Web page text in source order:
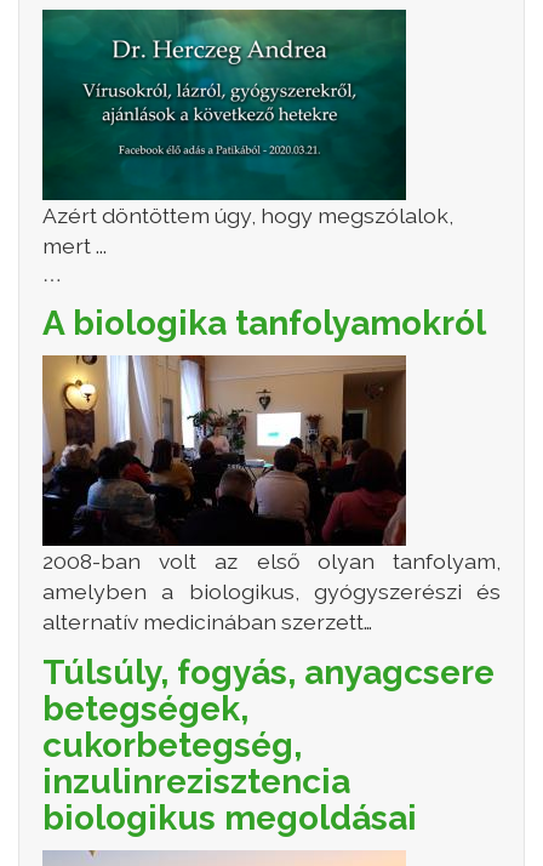
Azért döntöttem úgy, hogy megszólalok,
mert ...
…
A biologika tanfolyamokról
2008-ban volt az első olyan tanfolyam,
amelyben a biologikus, gyógyszerészi és
alternatív medicinában szerzett…
Túlsúly, fogyás, anyagcsere
betegségek,
cukorbetegség,
inzulinrezisztencia
biologikus megoldásai